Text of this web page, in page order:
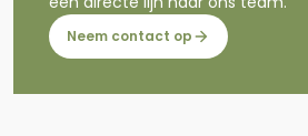
Neem contact op